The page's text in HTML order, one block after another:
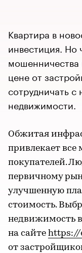
Квартира в
инвестиция. Но
мошенничества
цене от
сотрудничать
недвижимости.
Обжитая
привлекает
покупателей.
первичному
улучшенную
стоимость.
недвижимость
на сайте https://
от